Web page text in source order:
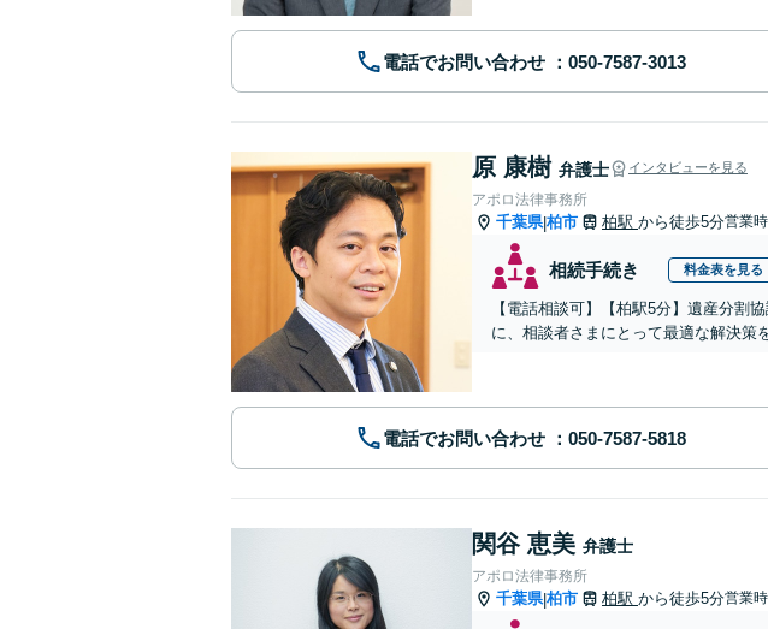
電話でお問い合わせ
原 康樹 弁護士 インタビューを見る
アポロ法律事務所
千葉県|柏市 柏駅 から徒歩5分営業
相続手続き 料金表を見る
【電話相談可】【柏駅5分】遺産分割
に、相談者さまにとって最適な解決策
電話でお問い合わせ
関谷 恵美 弁護士
アポロ法律事務所
千葉県|柏市 柏駅 から徒歩5分営業